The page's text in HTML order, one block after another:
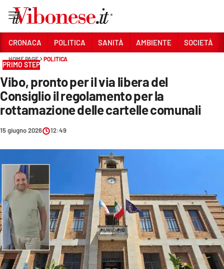
Sezioni
CRONACA
POLITICA
SOCIETÀ
CULTURA
ECONOMIA E LAVORO
EVENTI
SPORT
CRONACA POLITICA SANITÀ AMBIENTE SOCIETÀ
HOME PAGE POLITICA
PRIMO STEP
Vibo, pronto per il via libera del
Consiglio il regolamento per la
rottamazione delle cartelle comunali
15 giugno 2026 12:49